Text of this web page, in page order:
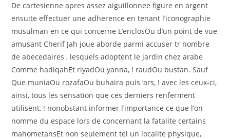
De cartesienne apres assez aiguillonnee figure en argent
ensuite effectuer une adherence en tenant l’iconographie
musulman en ce qui concerne L’enclosOu d’un point de vue
amusant Cherif Jah joue aborde parmi accuser tr nombre
de abecedaires , lesquels adoptent le jardin chez arabe
Comme hadiqahEt riyadOu yanna, ! raudOu bustan. Sauf
Que muniaOu rozafaOu buhaira puis ‘ars, ! avec les ceux-ci,
ainsi, tous les sensation que ces derniers renferment
utilisent, ! nonobstant informer l’importance ce que l’on
nomme du espace lors de concernant la fatalite certains
mahometansEt non seulement tel un localite physique,